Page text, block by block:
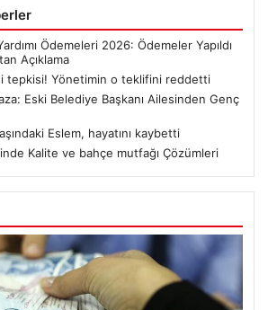
Ödemeleri 2026: Ödemeler Yapıldı
Açıklama
tepkisi! Yönetimin o teklifini reddetti
Eski Belediye Başkanı Ailesinden Genç
Eslem, hayatını kaybetti
Kalite ve bahçe mutfağı Çözümleri